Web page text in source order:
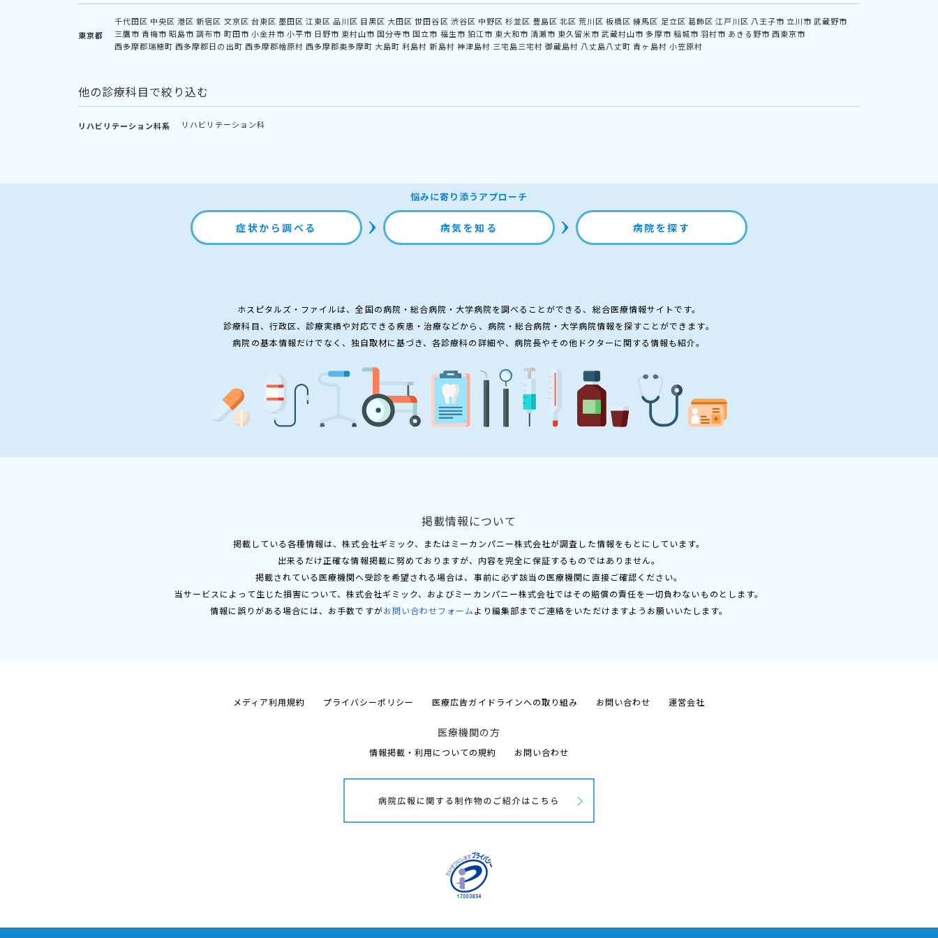
東京都
千代田区 中央区 港区 新宿区 文京区 台東区 墨田区 江東区 品川区 目黒区 大田区 世田谷区 渋谷区 中野区 杉並区 豊島区 北区 荒川区 板橋区 練馬区 足立区 葛飾区 江戸川区 八王子市 立川市 武蔵野市
三鷹市 青梅市 昭島市 調布市 町田市 小金井市 小平市 日野市 東村山市 国分寺市 国立市 福生市 狛江市 東大和市 清瀬市 東久留米市 武蔵村山市 多摩市 稲城市 羽村市 あきる野市 西東京市
西多摩郡瑞穂町 西多摩郡日の出町 西多摩郡檜原村 西多摩郡奥多摩町 大島町 利島村 新島村 神津島村 三宅島三宅村 御蔵島村 八丈島八丈町 青ヶ島村 小笠原村
他の診療科目で絞り込む
リハビリテーション科系 リハビリテーション科
悩みに寄り添うアプローチ
症状から調べる 病気を知る 病院を探す
ホスピタルズ・ファイルは、全国の病院・総合病院・大学病院を調べることができる、総合医療情報サイトです。
診療科目、行政区、診療実績や対応できる疾患・治療などから、病院・総合病院・大学病院情報を探すことができます。
病院の基本情報だけでなく、独自取材に基づき、各診療科の詳細や、病院長やその他ドクターに関する情報も紹介。
掲載情報について
掲載している各種情報は、株式会社ギミック、またはミーカンパニー株式会社が調査した情報をもとにしています。
出来るだけ正確な情報掲載に努めておりますが、内容を完全に保証するものではありません。
掲載されている医療機関へ受診を希望される場合は、事前に必ず該当の医療機関に直接ご確認ください。
当サービスによって生じた損害について、株式会社ギミック、およびミーカンパニー株式会社ではその賠償の責任を一切負わないものとします。
情報に誤りがある場合には、お手数ですがお問い合わせフォームより編集部までご連絡をいただけますようお願いいたします。
メディア利用規約 プライバシーポリシー 医療広告ガイドラインへの取り組み お問い合わせ 運営会社
医療機関の方
情報掲載・利用についての規約 お問い合わせ